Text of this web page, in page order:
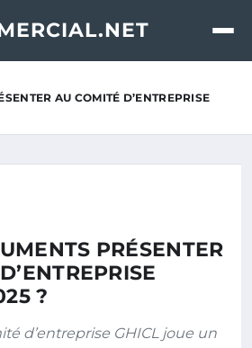
AU COMITÉ D’ENTREPRISE
PRÉSENTER
?
d’entreprise GHICL joue un